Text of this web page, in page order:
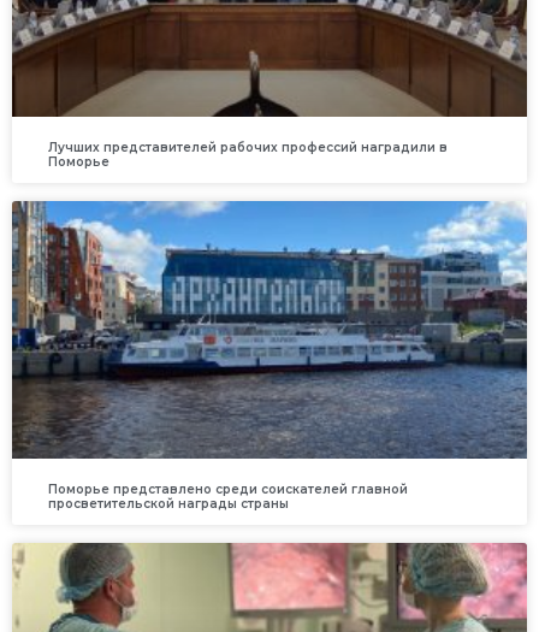
Лучших представителей рабочих профессий наградили в
Поморье
Поморье представлено среди соискателей главной
просветительской награды страны